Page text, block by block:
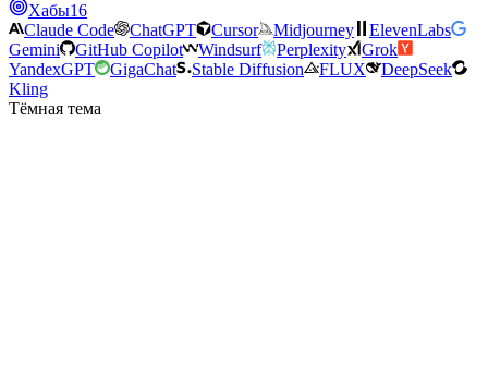
Хабы16
Claude Code
ChatGPT Cursor Midjourney
ElevenLabs
Gemini
GitHub Copilot Windsurf Perplexity
Grok
YandexGPT
GigaChat Stable Diffusion FLUX
DeepSeek
Kling
Тёмная тема